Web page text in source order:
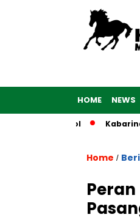
HOME NEWS
Home /